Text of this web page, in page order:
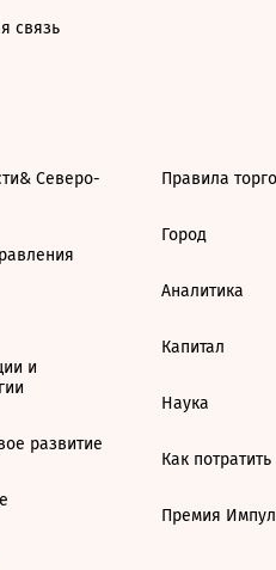
связь
Северо-
и
развитие
Правила
Город
Аналитика
Капитал
Наука
Как потратить
Премия